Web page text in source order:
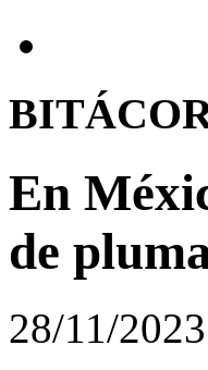
En
de
28/11/2023